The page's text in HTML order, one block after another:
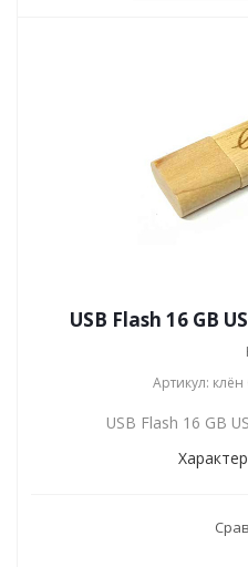
USB Flash 16 GB
Артикул:
USB Flash 16 GB